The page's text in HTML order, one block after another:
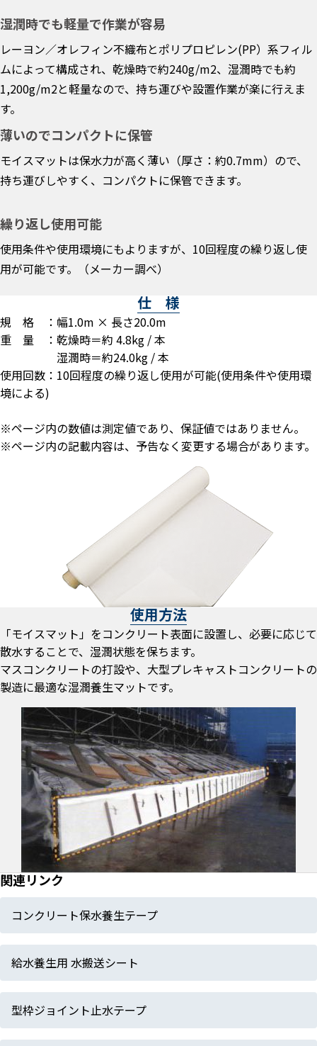
湿潤時でも軽量で作業が容易
レーヨン／オレフィン不織布とポリプロピレン(PP）系フィル
ムによって構成され、乾燥時で約240g/m2、湿潤時でも約
1,200g/m2と軽量なので、持ち運びや設置作業が楽に行えま
す。
薄いのでコンパクトに保管
モイスマットは保水力が高く薄い（厚さ：約0.7mm）ので、
持ち運びしやすく、コンパクトに保管できます。
繰り返し使用可能
使用条件や使用環境にもよりますが、10回程度の繰り返し使
用が可能です。（メーカー調べ）
仕 様
規 格 ：幅1.0m × 長さ20.0m
重 量 ：乾燥時＝約 4.8kg / 本
湿潤時＝約24.0kg / 本
使用回数：10回程度の繰り返し使用が可能(使用条件や使用環
境による)
※ページ内の数値は測定値であり、保証値ではありません。
※ページ内の記載内容は、予告なく変更する場合があります。
使用方法
「モイスマット」をコンクリート表面に設置し、必要に応じて
散水することで、湿潤状態を保ちます。
マスコンクリートの打設や、大型プレキャストコンクリートの
製造に最適な湿潤養生マットです。
関連リンク
コンクリート保水養生テープ
給水養生用 水搬送シート
型枠ジョイント止水テープ